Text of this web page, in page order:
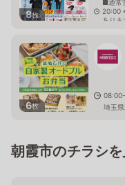
8枚
■通
20:00
ありま
6枚
埼玉
朝霞市のチラシを